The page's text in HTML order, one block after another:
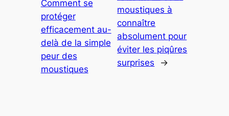
Comment se
protéger
efficacement au-
delà de la simple
peur des
moustiques
moustiques à
connaître
absolument pour
éviter les piqûres
surprises
→